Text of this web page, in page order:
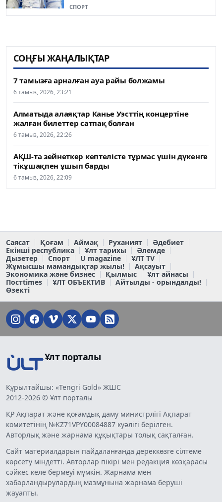
СПОРТ
СОҢҒЫ ЖАҢАЛЫҚТАР
7 тамызға арналған ауа райы болжамы
6 тамыз, 2026, 23:21
Алматыда алаяқтар Канье Уэсттің концертіне
жалған билеттер сатпақ болған
6 тамыз, 2026, 22:26
АҚШ-та зейнеткер кептелісте тұрмас үшін дүкенге
тікұшақпен ұшып барды
6 тамыз, 2026, 22:09
Саясат Қоғам Аймақ Руханият
Әдебиет
Екінші республика
Ұлт тарихы
Әлемде
Дызетер
Спорт U magazine
ҰЛТ TV
Жұмысшы мамандықтар жылы!
Ақсауыт
Экономика және бизнес
Қылмыс
Ұлт айнасы
Постtimes
ҰЛТ ОБЪЕКТИВ
Айтылды - орындалды!
Өзекті
Ұлт порталы
Құрылтайшы: «Tengri Gold» ЖШС
2012-2026 © Ұлт порталы
ҚР Ақпарат және қоғамдық даму министрлігі Ақпарат
комитетінің №KZ71VPY00084887 куәлігі берілген.
Авторлық және жарнама құқықтары толық сақталған.
Сайт материалдарын пайдаланғанда дереккөзге сілтеме
көрсету міндетті. Авторлар пікірі мен редакция көзқарасы
сәйкес келе бермеуі мүмкін. Жарнама мен
хабарландырулардың мазмұнына жарнама беруші
жауапты.